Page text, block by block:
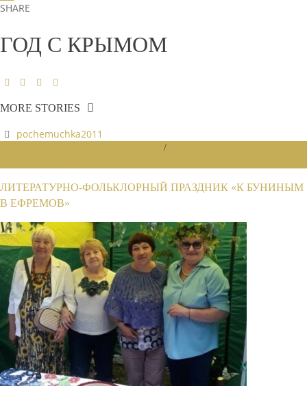
SHARE
ГОД С КРЫМОМ
MORE STORIES
pochemuchka2011
/
ЛИТЕРАТУРНО-ФОЛЬКЛОРНЫЙ ПРАЗДНИК «К БУНИНЫМ
В ЕФРЕМОВ»